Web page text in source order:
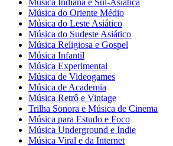
Música Indiana e Sul-Asiática
Música do Oriente Médio
Música do Leste Asiático
Música do Sudeste Asiático
Música Religiosa e Gospel
Música Infantil
Música Experimental
Música de Videogames
Música de Academia
Música Retrô e Vintage
Trilha Sonora e Música de Cinema
Música para Estudo e Foco
Música Underground e Indie
Música Viral e da Internet